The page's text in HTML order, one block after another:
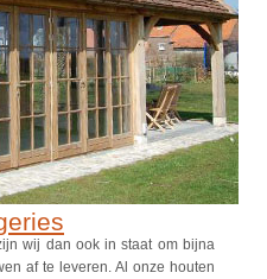
wij dan ook in staat om bijna
af te leveren. Al onze houten